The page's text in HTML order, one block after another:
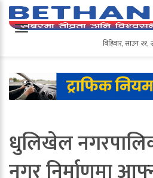
बिहिबार,साउन २१
बिहिबार,साउन २१,
धुलिखेल